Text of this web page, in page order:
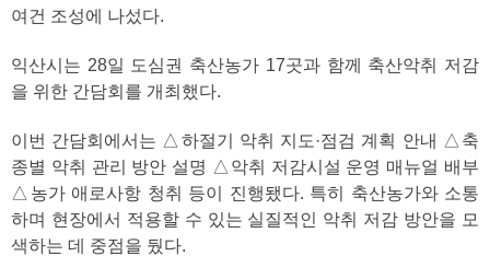
여건 조성에 나섰다.
익산시는 28일 도심권 축산농가 17곳과 함께 축산악취 저감
을 위한 간담회를 개최했다.
이번 간담회에서는 △하절기 악취 지도·점검 계획 안내 △축
종별 악취 관리 방안 설명 △악취 저감시설 운영 매뉴얼 배부
△농가 애로사항 청취 등이 진행됐다. 특히 축산농가와 소통
하며 현장에서 적용할 수 있는 실질적인 악취 저감 방안을 모
색하는 데 중점을 뒀다.